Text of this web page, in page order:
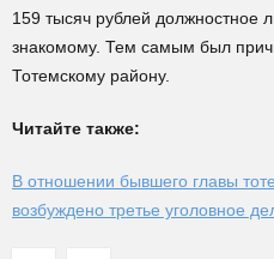
159 тысяч рублей должностное
знакомому. Тем самым был
Тотемскому району.
Читайте также:
В отношении бывшего главы
возбуждено третье уголовное